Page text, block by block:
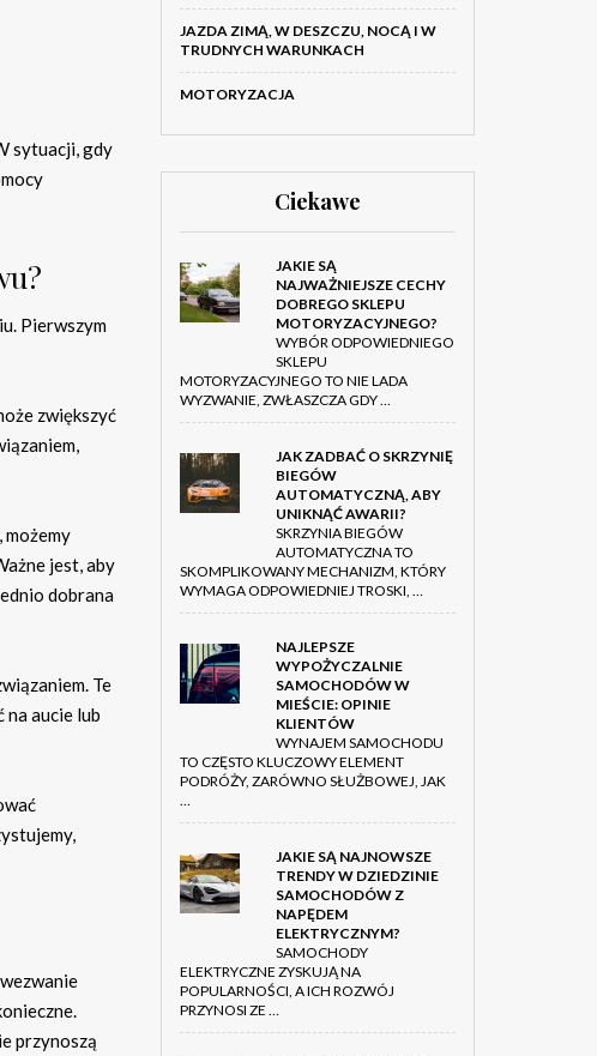
sytuacji, gdy
Pierwszym
zwiększyć
możemy
jest, aby
dobrana
Te
na aucie lub
przynoszą
JAZDA ZIMĄ, W DESZCZU, NOCĄ I W
TRUDNYCH WARUNKACH
MOTORYZACJA
Ciekawe
JAKIE SĄ
NAJWAŻNIEJSZE CECHY
DOBREGO SKLEPU
MOTORYZACYJNEGO?
WYBÓR ODPOWIEDNIEGO
SKLEPU
MOTORYZACYJNEGO TO NIE LADA
WYZWANIE, ZWŁASZCZA GDY …
JAK ZADBAĆ O SKRZYNIĘ
BIEGÓW
AUTOMATYCZNĄ, ABY
UNIKNĄĆ AWARII?
SKRZYNIA BIEGÓW
AUTOMATYCZNA TO
SKOMPLIKOWANY MECHANIZM, KTÓRY
WYMAGA ODPOWIEDNIEJ TROSKI, …
NAJLEPSZE
WYPOŻYCZALNIE
SAMOCHODÓW W
MIEŚCIE: OPINIE
KLIENTÓW
WYNAJEM SAMOCHODU
TO CZĘSTO KLUCZOWY ELEMENT
PODRÓŻY, ZARÓWNO SŁUŻBOWEJ, JAK
…
JAKIE SĄ NAJNOWSZE
TRENDY W DZIEDZINIE
SAMOCHODÓW Z
NAPĘDEM
ELEKTRYCZNYM?
SAMOCHODY
ELEKTRYCZNE ZYSKUJĄ NA
POPULARNOŚCI, A ICH ROZWÓJ
PRZYNOSI ZE …